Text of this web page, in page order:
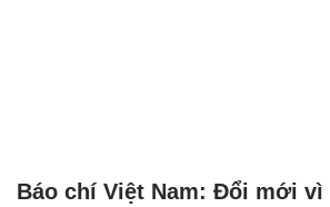
Báo chí Việt Nam: Đổi mới